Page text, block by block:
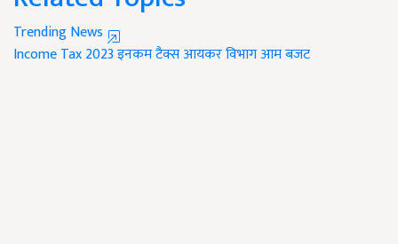
Trending News
Income Tax 2023इनकम टैक्सआयकर विभागआम बजट